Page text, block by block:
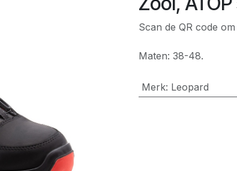
Scan de QR code
Maten: 38-48.
Merk: Leopard